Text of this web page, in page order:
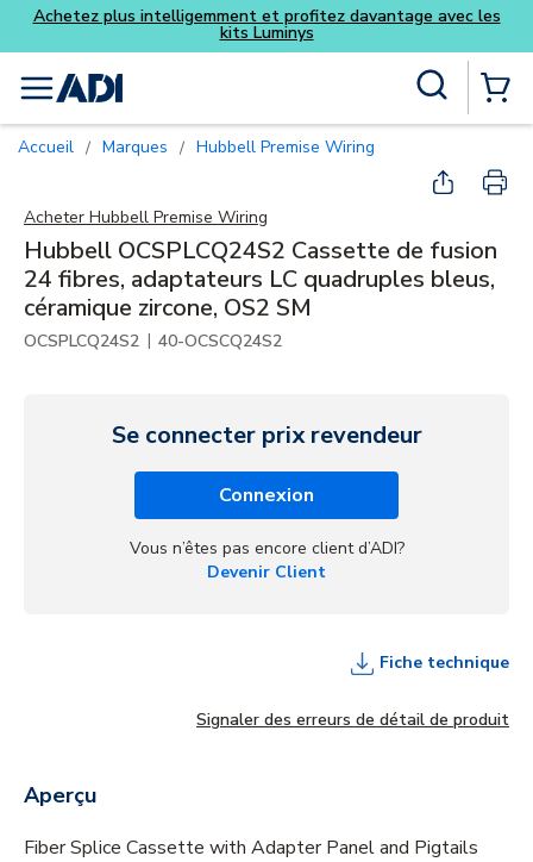
Skip to main content
et profitez davantage avec les
menu
Accueil / Marques / Hubbell Premise Wiring
Acheter Hubbell Premise Wiring
Hubbell OCSPLCQ24S2 Cassette de fusion
24 fibres, adaptateurs LC quadruples bleus,
céramique zircone, OS2 SM
OCSPLCQ24S2 | 40-OCSCQ24S2
Se connecter prix revendeur
Connexion
Vous n’êtes pas encore client d’ADI?
Devenir Client
Fiche technique
Signaler des erreurs de détail de produit
Aperçu
Fiber Splice Cassette with Adapter Panel and Pigtails